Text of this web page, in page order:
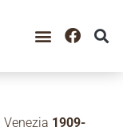
1909-